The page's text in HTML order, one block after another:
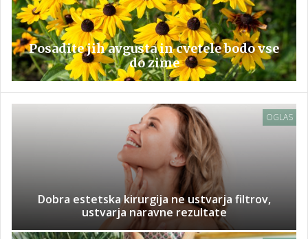
Posadite jih avgusta in cvetele bodo vse
do zime
OGLAS
Dobra estetska kirurgija ne ustvarja filtrov,
ustvarja naravne rezultate